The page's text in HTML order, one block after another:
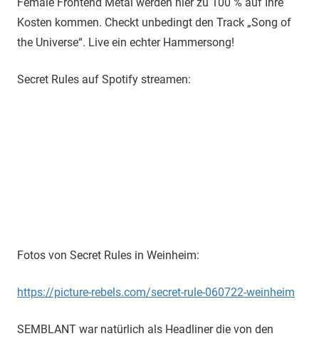
Kosten kommen. Checkt unbedingt den Track „Song of
the Universe“. Live ein echter Hammersong!
Secret Rules auf Spotify streamen:
Fotos von Secret Rules in Weinheim:
https://picture-rebels.com/secret-rule-060722-weinheim
SEMBLANT war natürlich als Headliner die von den